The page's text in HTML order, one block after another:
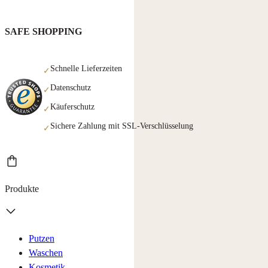
SAFE SHOPPING
✓ Schnelle Lieferzeiten
✓Datenschutz
✓Käuferschutz
✓ Sichere Zahlung mit SSL-Verschlüsselung
Produkte
Putzen
Waschen